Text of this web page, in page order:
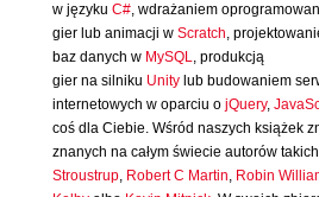
w języku C#, wdrażaniem
gier lub animacji w Scratch,
baz danych w MySQL, produkcją
gier na silniku Unity lub budowaniem
internetowych w oparciu o jQuery,
coś dla Ciebie. Wśród naszych książek
znanych na całym świecie autorów
Stroustrup, Robert C Martin, Robin